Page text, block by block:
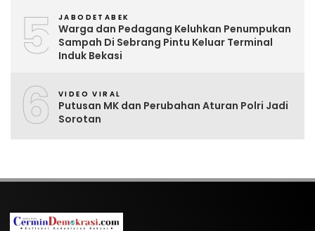
5 JABODETABEK
Warga dan Pedagang Keluhkan Penumpukan
Sampah Di Sebrang Pintu Keluar Terminal
Induk Bekasi
6 VIDEO VIRAL
Putusan MK dan Perubahan Aturan Polri Jadi
Sorotan